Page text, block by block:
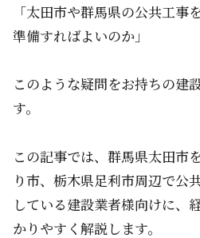
「太田市や群馬県の公共工事
準備すればよいのか」
このような疑問をお持ちの建
す。
この記事では、群馬県太田市
り市、栃木県足利市周辺で公
している建設業者様向けに、
かりやすく解説します。